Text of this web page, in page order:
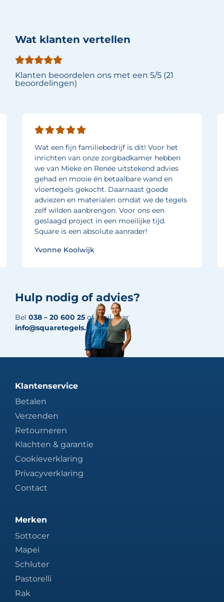
Wat klanten vertellen
Klanten beoordelen ons met een 5/5 (21
beoordelingen)
Wat een fijn familiebedrijf is dit! Voor het
inrichten van onze zorgbadkamer hebben
we van Mieke en Renée uitstekend advies
gehad en mooie én betaalbare wand en
vloertegels gekocht. Daarnaast goede
adviezen en materialen omdat we de tegels
zelf wilden aanbrengen. Voor ons een
geslaagd project in een moeilijke tijd.
Square is een absolute aanrader!
Yvonne Koolwijk
Hulp nodig of advies?
Bel 038 – 20 600 25 of mail naar
info@squaretegels.nl
Klantenservice
Betalen
Verzenden
Retourneren
Klachten & garantie
Cookieverklaring
Privacyverklaring
Contact
Merken
Sottocer
Mapei
Schluter
Pastorelli
Rak